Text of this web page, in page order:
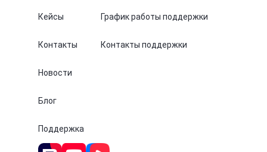
Кейсы
Контакты
Новости
Блог
Поддержка
График работы поддержки
Контакты поддержки